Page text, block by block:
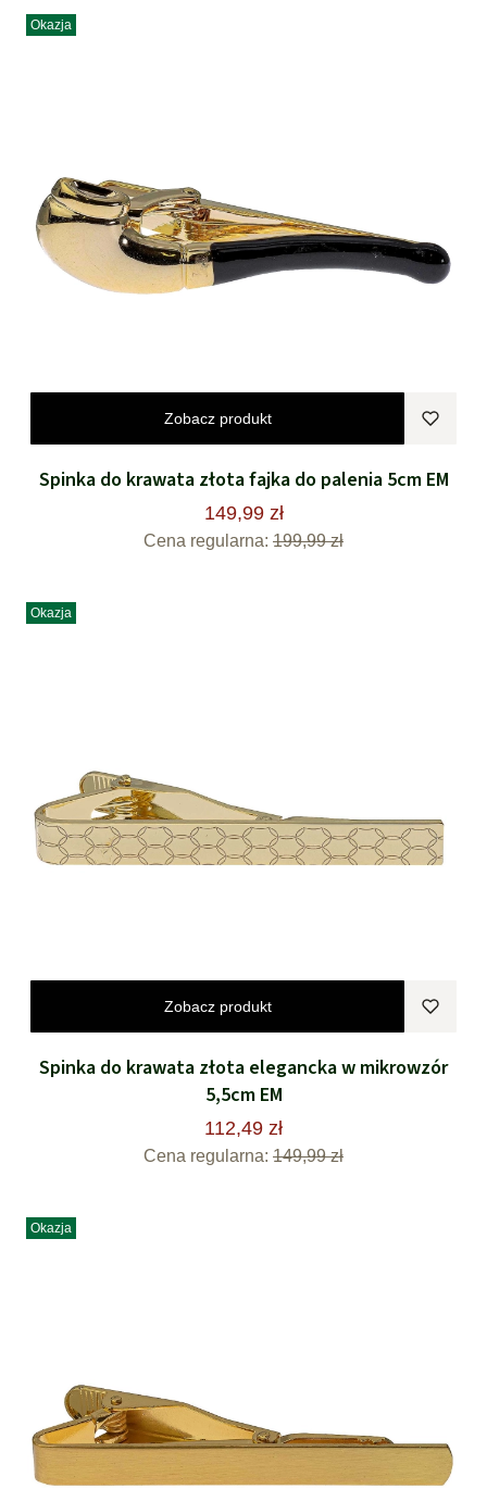
Okazja
Zobacz produkt
Spinka do krawata złota fajka do palenia 5cm EM
149,99 zł
Cena regularna: 199,99 zł
Okazja
Zobacz produkt
Spinka do krawata złota elegancka w mikrowzór
5,5cm EM
112,49 zł
Cena regularna: 149,99 zł
Okazja